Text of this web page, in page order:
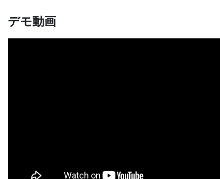
デモ動画